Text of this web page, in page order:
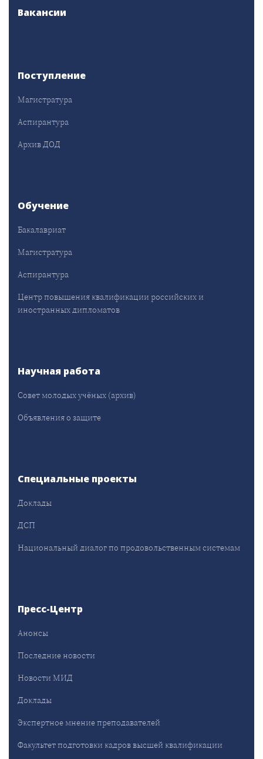
Вакансии
Поступление
Магистратура
Аспирантура
Архив ДОД
Обучение
Бакалавриат
Магистратура
Аспирантура
Центр повышения квалификации российских и
иностранных дипломатов
Научная работа
Совет молодых учёных (архив)
Объявления о защите
Специальные проекты
Доклады
ДСП
Национальный диалог по продовольственным системам
Пресс-Центр
Анонсы
Последние новости
Новости МИД
Доклады
Экспертное мнение преподавателей
Факультет подготовки кадров высшей квалификации